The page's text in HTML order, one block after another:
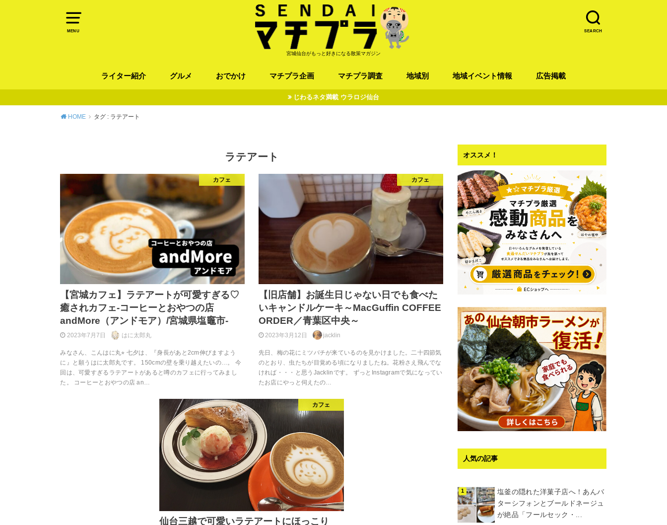
MENU SEARCH
宮城仙台がもっと好きになる散策マガジン
ライター紹介 グルメ おでかけ マチプラ企画
オトアルキ
マチプラ企業訪問
ファッション
ブラミヤギ
マチプラ漫画
マチプラ小説
マチプラ調査
歴史
地域別 地域イベント情報 広告掲載
じわるネタ満載 ウラロジ仙台
HOME タグ : ラテアート
ラテアート
カフェ
【宮城カフェ】ラテアートが可愛すぎる♡
癒されカフェ-コーヒーとおやつの店
andMore（アンドモア）/宮城県塩竈市-
2023年7月7日 はに太郎丸
みなさん、こんはに丸⭐︎ 七夕は、『身長があと2cm伸びますよう
に』と願うはに太郎丸です。 150cmの壁を乗り越えたいの…。 今
回は、可愛すぎるラテアートがあると噂のカフェに行ってみまし
た。 コーヒーとおやつの店 an…
カフェ
【旧店舗】お誕生日じゃない日でも食べた
いキャンドルケーキ～MacGuffin COFFEE
ORDER／青葉区中央～
2023年3月12日 jacklin
先日、梅の花にミツバチが来ているのを見かけました。二十四節気
のとおり、虫たちが目覚める頃になりましたね。花粉さえ飛んでな
ければ・・・と思うJacklinです。 ずっとInstagramで気になってい
たお店にやっと伺えたの…
カフェ
仙台三越で可愛いラテアートにほっこり
オススメ！
人気の記事
塩釜の隠れた洋菓子店へ！あんバ
ターシフォンとブールドネージュ
が絶品「フールセック・...